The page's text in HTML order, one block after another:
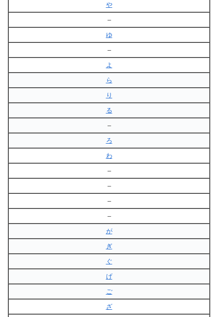
や
–
ゆ
–
よ
ら
り
る
–
ろ
わ
–
–
–
–
が
ぎ
ぐ
げ
ご
ざ